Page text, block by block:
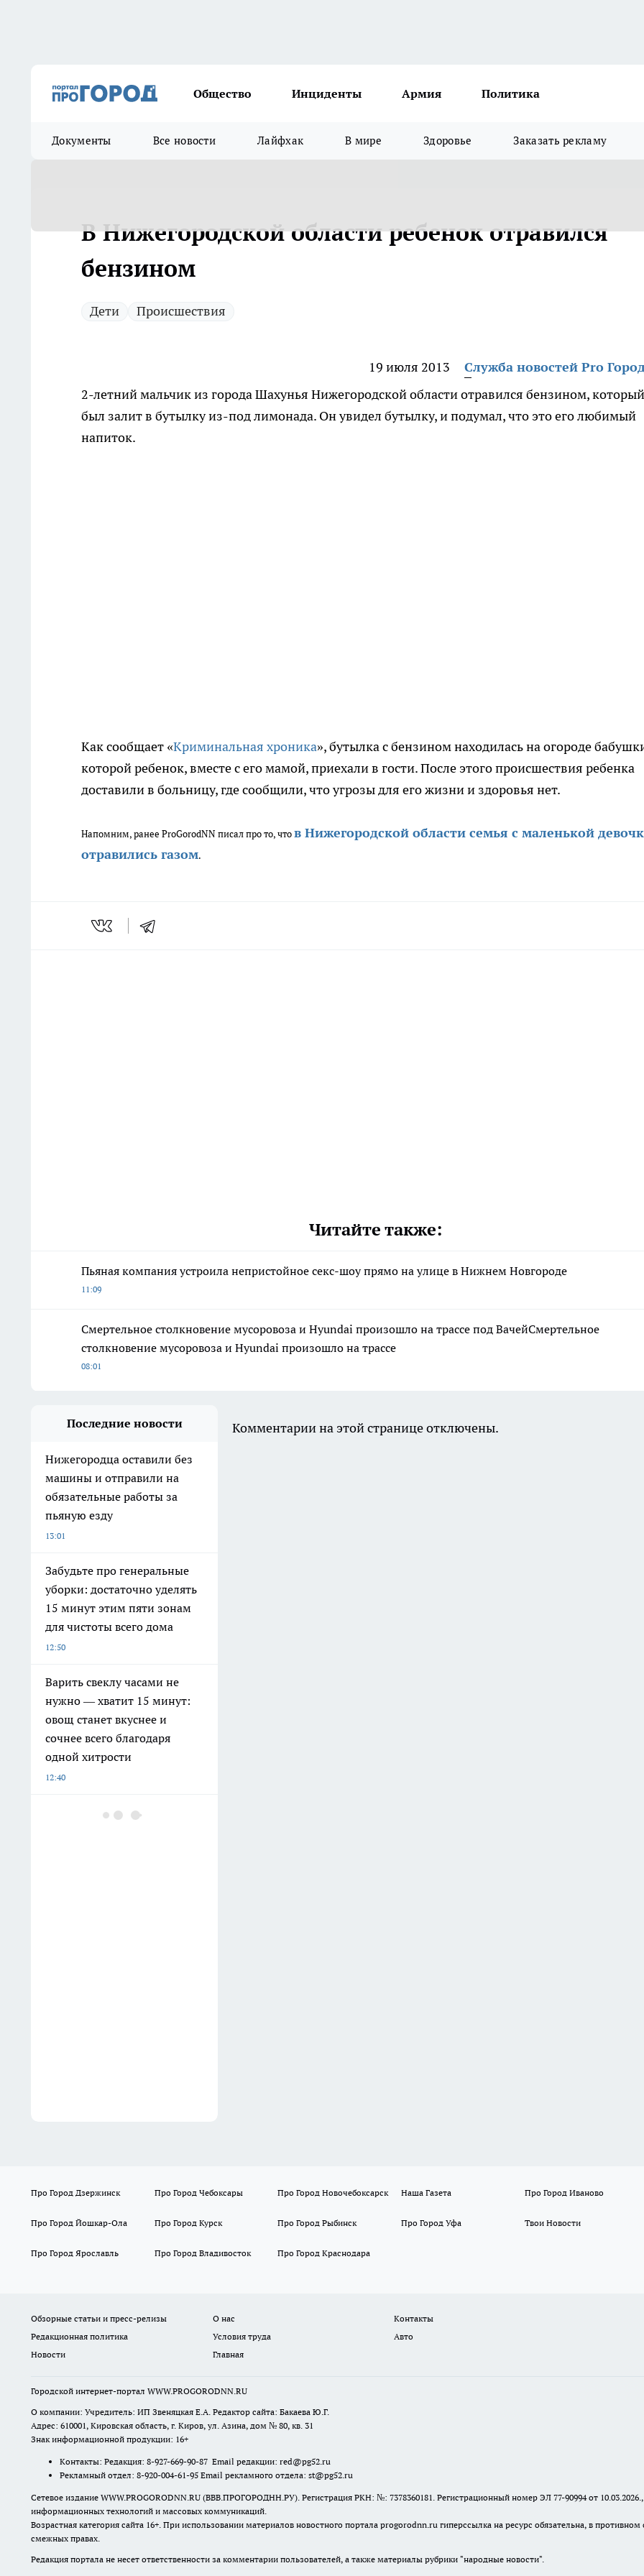
Общество Инциденты Армия Политика
Документы Все новости Лайфхак В мире Здоровье Заказать рекламу
В Нижегородской области ребенок отравился
бензином
Дети Происшествия
19 июля 2013
Служба новостей Pro
2-летний мальчик из города Шахунья Нижегородской области отравился бензином, который
был залит в бутылку из-под лимонада. Он увидел бутылку, и подумал, что это его любимый
напиток.
Как сообщает «Криминальная хроника», бутылка с бензином находилась на огороде
которой ребенок, вместе с его мамой, приехали в гости. После этого происшествия ребенка
доставили в больницу, где сообщили, что угрозы для его жизни и здоровья нет.
Напомним, ранее ProGorodNN писал про то, чтов Нижегородской области семья с маленькой
отравились газом.
Читайте также:
Пьяная компания устроила непристойное секс-шоу прямо на улице в Нижнем Новгороде
11:09
Смертельное столкновение мусоровоза и Hyundai произошло на трассе под ВачейСмертельное
столкновение мусоровоза и Hyundai произошло на трассе
08:01
Последние новости
Нижегородца оставили без
машины и отправили на
обязательные работы за
пьяную езду
13:01
Забудьте про генеральные
уборки: достаточно уделять
15 минут этим пяти зонам
для чистоты всего дома
12:50
Варить свеклу часами не
нужно — хватит 15 минут:
овощ станет вкуснее и
сочнее всего благодаря
одной хитрости
12:40
Хватит терпеть неудобства
Комментарии на этой странице отключены.
Про Город Дзержинск Про Город Чебоксары Про Город Новочебоксарск Наша Газета Про Город Иваново
Про Город Йошкар-Ола Про Город Курск Про Город Рыбинск Про Город Уфа Твои Новости
Про Город Ярославль Про Город Владивосток Про Город Краснодара
Обзорные статьи и пресс-релизы О нас
Контакты
Редакционная политика
Условия труда
Авто
Новости
Главная
Городской интернет-портал WWW.PROGORODNN.RU
О компании: Учредитель: ИП Звеняцкая Е.А. Редактор сайта: Бакаева Ю.Г.
Адрес: 610001, Кировская область, г. Киров, ул. Азина, дом № 80, кв. 31
Знак информационной продукции: 16+
Контакты: Редакция: 8-927-669-90-87 Email редакции: red@pg52.ru
Рекламный отдел: 8-920-004-61-95 Email рекламного отдела: st@pg52.ru
Сетевое издание WWW.PROGORODNN.RU (ВВВ.ПРОГОРОДНН.РУ). Регистрация РКН: №: 7378360181. Регистрационный номер ЭЛ 77-90994 от
информационных технологий и массовых коммуникаций.
Возрастная категория сайта 16+. При использовании материалов новостного портала progorodnn.ru гиперссылка на ресурс обязательна, в противном
смежных правах.
Редакция портала не несет ответственности за комментарии пользователей, а также материалы рубрики "народные новости".